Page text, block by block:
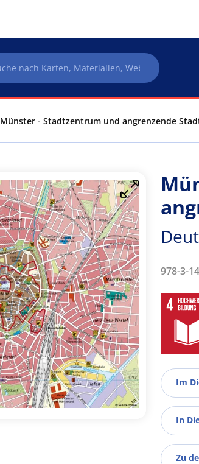
Münster - Stadtzentrum und angrenzende
978-3-
Im
In
Zu